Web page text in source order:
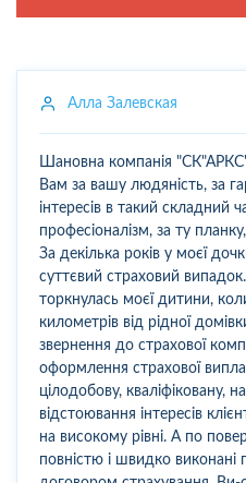
Алла Залевская
Шановна компанія
Вам за вашу людяність, за
інтересів в такий складний
професіоналізм, за ту
За декілька років у моєї
суттєвий страховий
торкнулась моєї дитини,
километрів від рідної
звернення до страхової
оформлення страхової
цілодобову, кваліфіковану,
відстоювання інтересів
на високому рівні. А по
повністю і швидко виконані